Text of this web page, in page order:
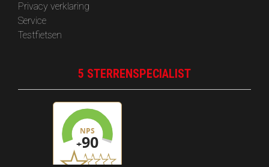
Privacy verklaring
Service
Testfietsen
5 STERRENSPECIALIST